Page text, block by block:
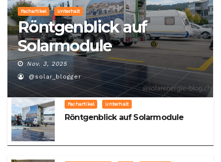
Fachartikel Unterhalt
Röntgenblick auf
Solarmodule
Nov. 3, 2025
@solar_blogger
Fachartikel Unterhalt
Röntgenblick auf Solarmodule